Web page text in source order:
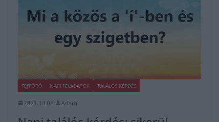
FEJTÖRŐ NAPI FELADATOK TALÁLÓS KÉRDÉS
2021.10.08. Adam